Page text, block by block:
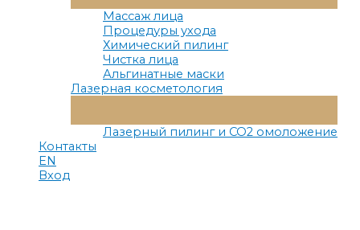
Меню
Массаж лица
Процедуры ухода
Химический пилинг
Чистка лица
Альгинатные маски
Лазерная косметология
Меню
Лазерный пилинг и СО2 омоложение
Контакты
EN
Вход